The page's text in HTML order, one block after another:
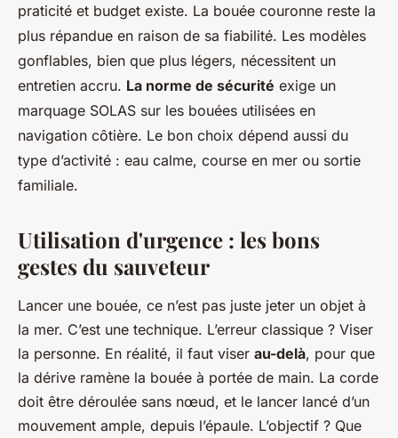
praticité et budget existe. La bouée couronne reste la
plus répandue en raison de sa fiabilité. Les modèles
gonflables, bien que plus légers, nécessitent un
entretien accru. La norme de sécurité exige un
marquage SOLAS sur les bouées utilisées en
navigation côtière. Le bon choix dépend aussi du
type d’activité : eau calme, course en mer ou sortie
familiale.
Utilisation d'urgence : les bons
gestes du sauveteur
Lancer une bouée, ce n’est pas juste jeter un objet à
la mer. C’est une technique. L’erreur classique ? Viser
la personne. En réalité, il faut viser au-delà, pour que
la dérive ramène la bouée à portée de main. La corde
doit être déroulée sans nœud, et le lancer lancé d’un
mouvement ample, depuis l’épaule. L’objectif ? Que